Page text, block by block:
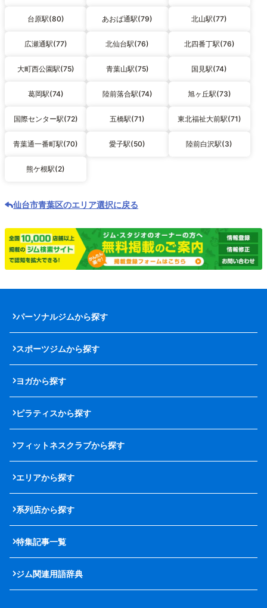
台原駅(80) あおば通駅(79) 北山駅(77)
広瀬通駅(77) 北仙台駅(76) 北四番丁駅(76)
大町西公園駅(75) 青葉山駅(75) 国見駅(74)
葛岡駅(74) 陸前落合駅(74) 旭ヶ丘駅(73)
国際センター駅(72) 五橋駅(71) 東北福祉大前駅(71)
青葉通一番町駅(70) 愛子駅(50) 陸前白沢駅(3)
熊ケ根駅(2)
仙台市青葉区のエリア選択に戻る
パーソナルジムから探す
スポーツジムから探す
ヨガから探す
ピラティスから探す
フィットネスクラブから探す
エリアから探す
系列店から探す
特集記事一覧
ジム関連用語辞典